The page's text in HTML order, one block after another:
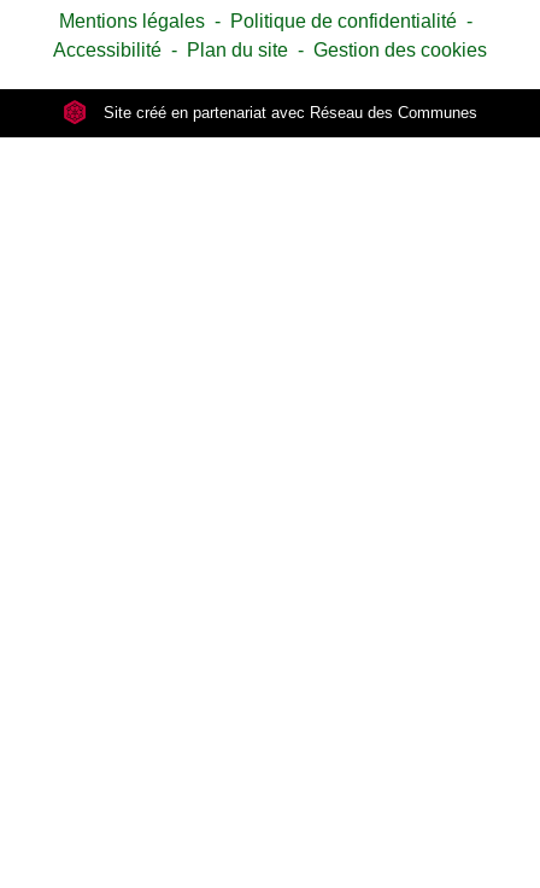
Mentions légales - Politique de confidentialité -
Accessibilité - Plan du site - Gestion des cookies
Site créé en partenariat avec Réseau des Communes